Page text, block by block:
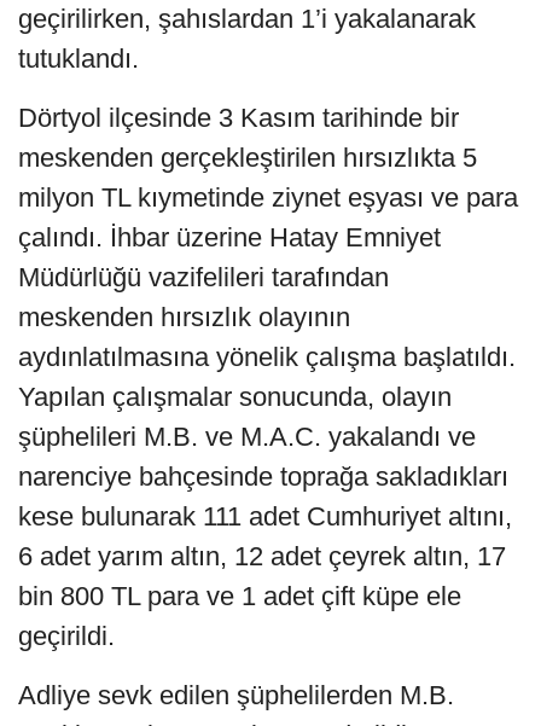
geçirilirken, şahıslardan 1’i yakalanarak
tutuklandı.
Dörtyol ilçesinde 3 Kasım tarihinde bir
meskenden gerçekleştirilen hırsızlıkta 5
milyon TL kıymetinde ziynet eşyası ve para
çalındı. İhbar üzerine Hatay Emniyet
Müdürlüğü vazifelileri tarafından
meskenden hırsızlık olayının
aydınlatılmasına yönelik çalışma başlatıldı.
Yapılan çalışmalar sonucunda, olayın
şüphelileri M.B. ve M.A.C. yakalandı ve
narenciye bahçesinde toprağa sakladıkları
kese bulunarak 111 adet Cumhuriyet altını,
6 adet yarım altın, 12 adet çeyrek altın, 17
bin 800 TL para ve 1 adet çift küpe ele
geçirildi.
Adliye sevk edilen şüphelilerden M.B.